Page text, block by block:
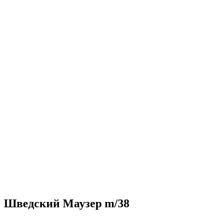
Шведский Маузер m/38